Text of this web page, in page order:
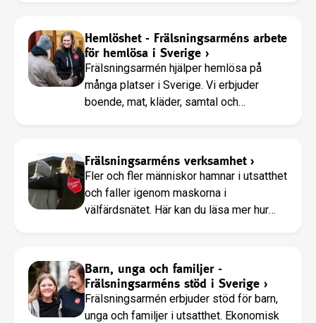
Hemlöshet - Frälsningsarméns arbete
för hemlösa i Sverige ›
Frälsningsarmén hjälper hemlösa på
många platser i Sverige. Vi erbjuder
boende, mat, kläder, samtal och
Frälsningsarméns verksamhet›
Fler och fler människor hamnar i utsatthet
och faller igenom maskorna i
välfärdsnätet. Här kan du läsa mer hur
Barn, unga och familjer -
Frälsningsarméns stöd i Sverige ›
Frälsningsarmén erbjuder stöd för barn,
unga och familjer i utsatthet. Ekonomisk